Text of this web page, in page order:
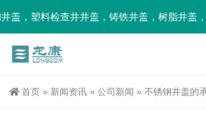
，塑料检查井井盖，铸铁井盖，树脂井盖
首页 » 新闻资讯 » 公司新闻 » 不锈钢井盖的